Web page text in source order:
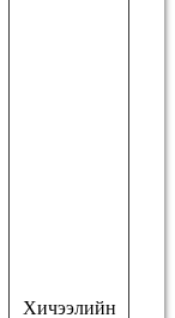
Хичээлийн